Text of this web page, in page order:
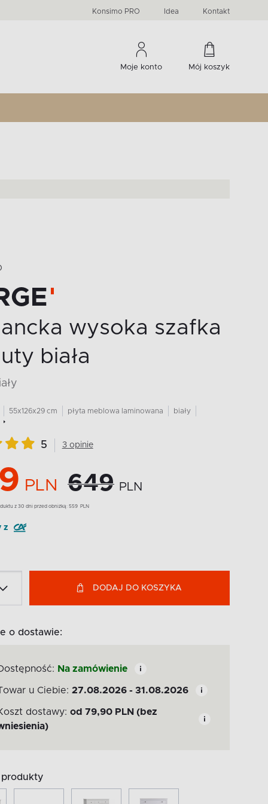
Konsimo PRO Idea Kontakt
Moje konto Mój koszyk
Komody, szafki RTV, witryny...
-33 %
Liczba produktów:60
Liczba produktów:274
wysoka szafka
biała
55x126x29 cm płyta meblowa laminowana biały
5 3 opinie
PLN 649 PLN
z 30 dni przed obniżką: 559 PLN
z
DODAJ DO KOSZYKA
o dostawie:
Na zamówienie
u Ciebie: 27.08.2026 - 31.08.2026
dostawy: od 79,90 PLN (bez